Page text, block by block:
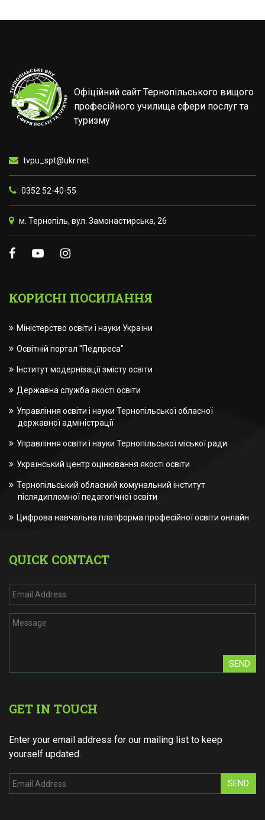
Офіційний сайт Тернопільського вищого
професійного училища сфери послуг та
туризму
tvpu_spt@ukr.net
0352 52-40-55
м. Тернопіль, вул. Замонастирська, 26
КОРИСНІ ПОСИЛАННЯ
Міністерство освіти і науки України
Освітній портал "Педпреса"
Інститут модернізації змісту освіти
Державна служба якості освіти
Управління освіти і науки Тернопільської обласної
державної адміністрації
Управління освіти і науки Тернопільської міської ради
Український центр оцінювання якості освіти
Тернопільський обласний комунальний інститут
післядипломної педагогічної освіти
Цифрова навчальна платформа професійної освіти онлайн
QUICK CONTACT
SEND
GET IN TOUCH
Enter your email address for our mailing list to keep
yourself updated.
SEND